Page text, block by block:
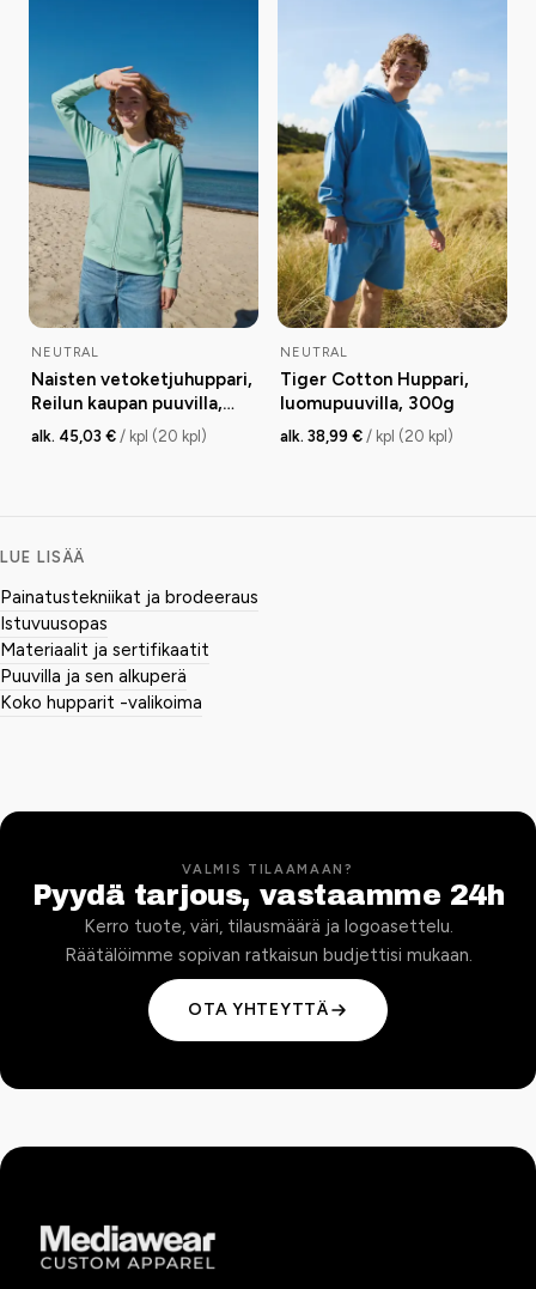
NEUTRAL
Naisten vetoketjuhuppari,
Reilun kaupan puuvilla,
300g
alk. 45,03 € / kpl (20 kpl)
NEUTRAL
Tiger Cotton Huppari,
luomupuuvilla, 300g
alk. 38,99 € / kpl (20 kpl)
LUE LISÄÄ
Painatustekniikat ja brodeeraus
Istuvuusopas
Materiaalit ja sertifikaatit
Puuvilla ja sen alkuperä
Koko hupparit -valikoima
VALMIS TILAAMAAN?
Pyydä tarjous, vastaamme 24h
Kerro tuote, väri, tilausmäärä ja logoasettelu.
Räätälöimme sopivan ratkaisun budjettisi mukaan.
OTA YHTEYTTÄ